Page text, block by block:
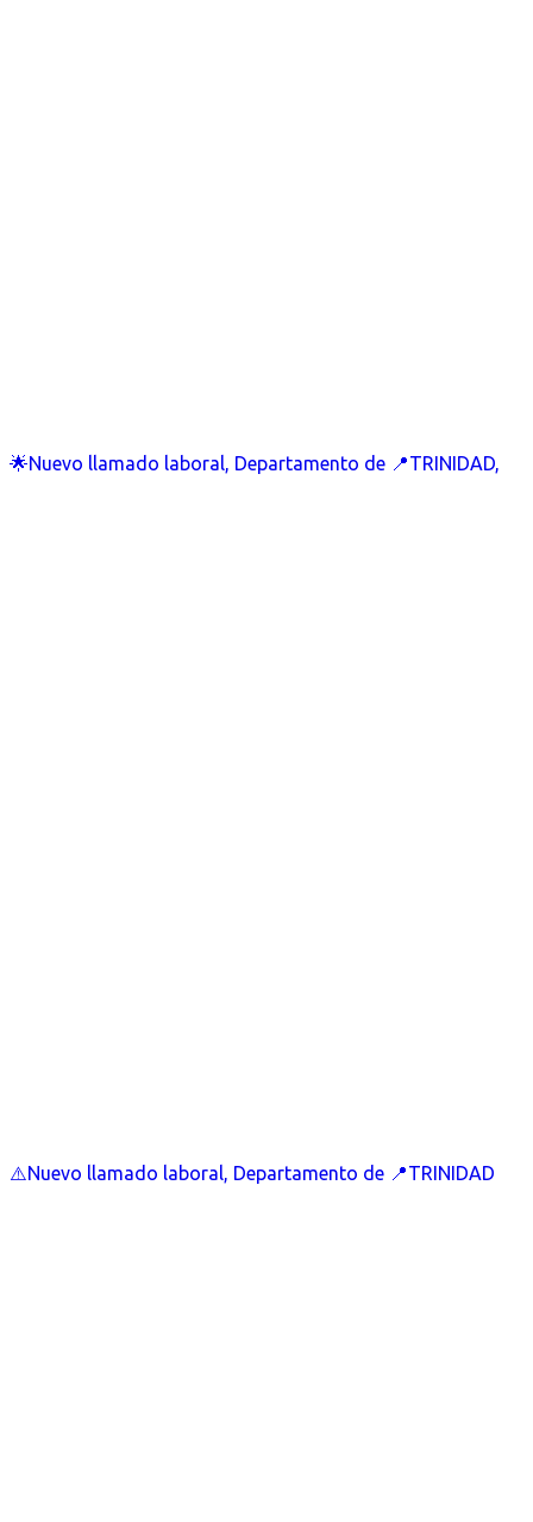
🌟Nuevo llamado laboral, Departamento de 📍TRINIDAD,
⚠️Nuevo llamado laboral, Departamento de 📍TRINIDAD